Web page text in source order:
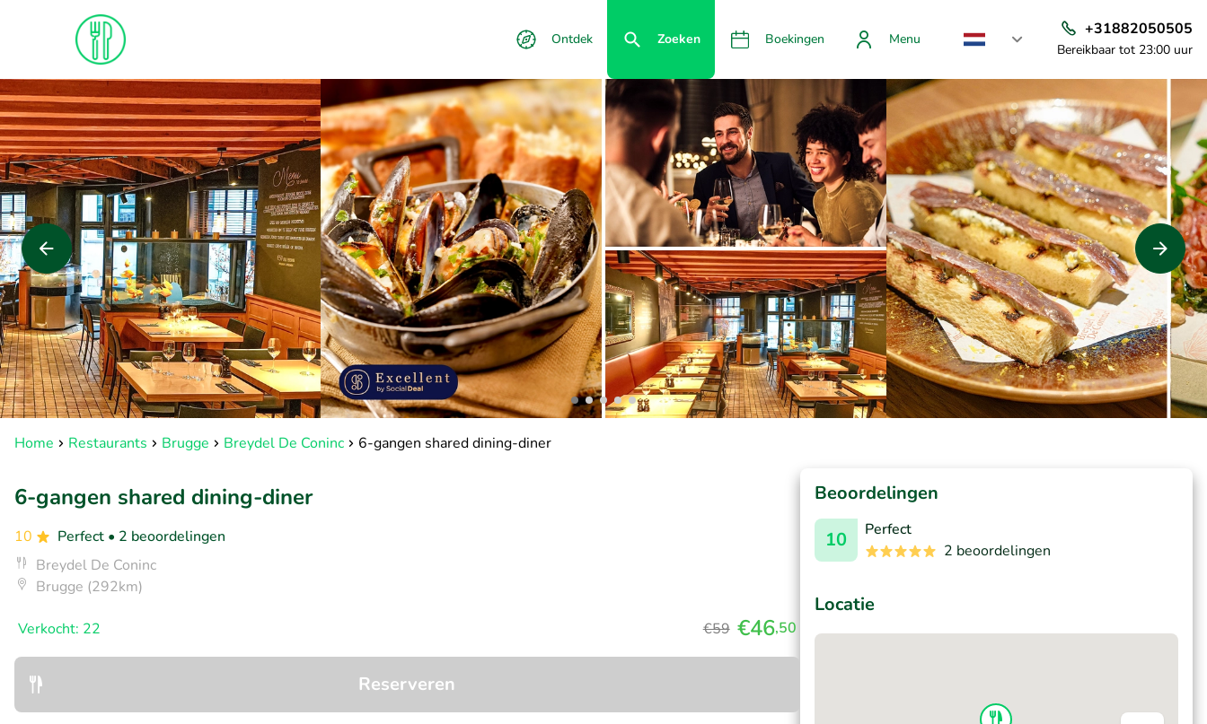
Ontdek Zoeken Boekingen Menu
+31882050505
Bereikbaar tot 23:00 uur
Home Restaurants Brugge Breydel De Coninc 6-gangen shared dining-diner
6-gangen shared dining-diner
10 Perfect • 2 beoordelingen
Breydel De Coninc
Brugge (292km)
Verkocht: 22 €59 €46,50
Reserveren
Beoordelingen
10
Perfect
2 beoordelingen
Locatie